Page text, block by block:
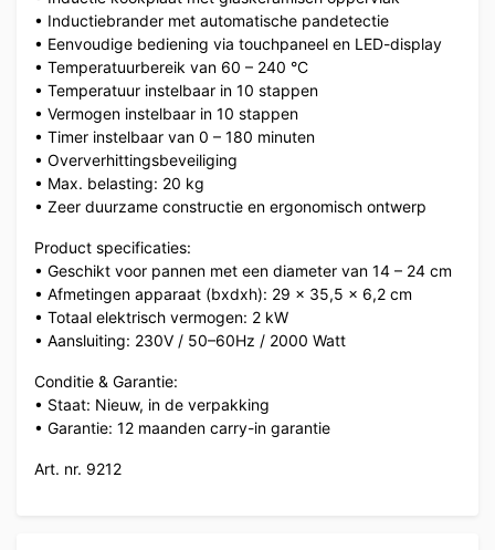
• Inductiebrander met automatische pandetectie
• Eenvoudige bediening via touchpaneel en LED-display
• Temperatuurbereik van 60 – 240 °C
• Temperatuur instelbaar in 10 stappen
• Vermogen instelbaar in 10 stappen
• Timer instelbaar van 0 – 180 minuten
• Oververhittingsbeveiliging
• Max. belasting: 20 kg
• Zeer duurzame constructie en ergonomisch ontwerp
Product specificaties:
• Geschikt voor pannen met een diameter van 14 – 24 cm
• Afmetingen apparaat (bxdxh): 29 x 35,5 x 6,2 cm
• Totaal elektrisch vermogen: 2 kW
• Aansluiting: 230V / 50–60Hz / 2000 Watt
Conditie & Garantie:
• Staat: Nieuw, in de verpakking
• Garantie: 12 maanden carry-in garantie
Art. nr. 9212